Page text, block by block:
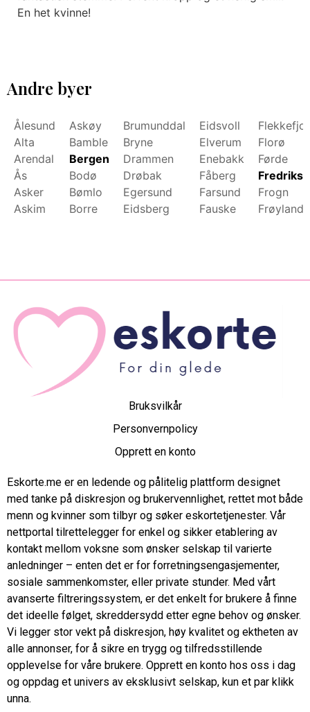
En het kvinne!
Andre byer
Ålesund
Alta
Arendal
Ås
Asker
Askim
Askøy
Bamble
Bergen
Bodø
Bømlo
Borre
Brumunddal
Bryne
Drammen
Drøbak
Egersund
Eidsberg
Eidsvoll
Elverum
Enebakk
Fåberg
Farsund
Fauske
Florø
Førde
Frogn
Frøyland
Bruksvilkår
Personvernpolicy
Opprett en konto
Eskorte.me er en ledende og pålitelig plattform designet
med tanke på diskresjon og brukervennlighet, rettet mot både
menn og kvinner som tilbyr og søker eskortetjenester. Vår
nettportal tilrettelegger for enkel og sikker etablering av
kontakt mellom voksne som ønsker selskap til varierte
anledninger – enten det er for forretningsengasjementer,
sosiale sammenkomster, eller private stunder. Med vårt
avanserte filtreringssystem, er det enkelt for brukere å finne
det ideelle følget, skreddersydd etter egne behov og ønsker.
Vi legger stor vekt på diskresjon, høy kvalitet og ektheten av
alle annonser, for å sikre en trygg og tilfredsstillende
opplevelse for våre brukere. Opprett en konto hos oss i dag
og oppdag et univers av eksklusivt selskap, kun et par klikk
unna.